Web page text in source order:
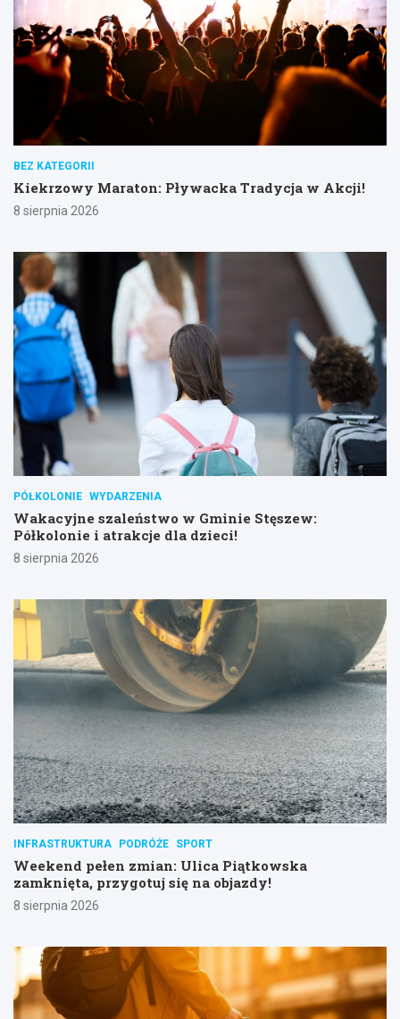
BEZ KATEGORII
Kiekrzowy Maraton: Pływacka Tradycja w Akcji!
8 sierpnia 2026
PÓŁKOLONIE WYDARZENIA
Wakacyjne szaleństwo w Gminie Stęszew:
Półkolonie i atrakcje dla dzieci!
8 sierpnia 2026
INFRASTRUKTURA PODRÓŻE SPORT
Weekend pełen zmian: Ulica Piątkowska
zamknięta, przygotuj się na objazdy!
8 sierpnia 2026